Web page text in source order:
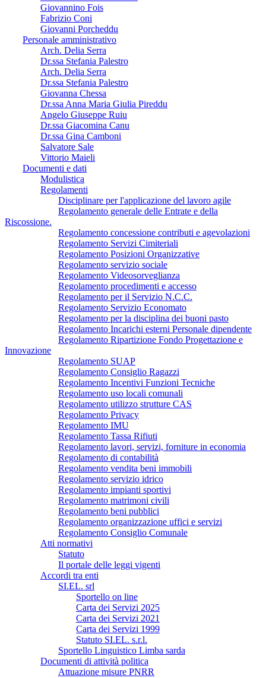
Giovannino Fois
Fabrizio Coni
Giovanni Porcheddu
Personale amministrativo
Arch. Delia Serra
Dr.ssa Stefania Palestro
Arch. Delia Serra
Dr.ssa Stefania Palestro
Giovanna Chessa
Dr.ssa Anna Maria Giulia Pireddu
Angelo Giuseppe Ruiu
Dr.ssa Giacomina Canu
Dr.ssa Gina Camboni
Salvatore Sale
Vittorio Maieli
Documenti e dati
Modulistica
Regolamenti
Disciplinare per l'applicazione del lavoro agile
Regolamento generale delle Entrate e della
Riscossione.
Regolamento concessione contributi e agevolazioni
Regolamento Servizi Cimiteriali
Regolamento Posizioni Organizzative
Regolamento servizio sociale
Regolamento Videosorveglianza
Regolamento procedimenti e accesso
Regolamento per il Servizio N.C.C.
Regolamento Servizio Economato
Regolamento per la disciplina dei buoni pasto
Regolamento Incarichi esterni Personale dipendente
Regolamento Ripartizione Fondo Progettazione e
Innovazione
Regolamento SUAP
Regolamento Consiglio Ragazzi
Regolamento Incentivi Funzioni Tecniche
Regolamento uso locali comunali
Regolamento utilizzo strutture CAS
Regolamento Privacy
Regolamento IMU
Regolamento Tassa Rifiuti
Regolamento lavori, servizi, forniture in economia
Regolamento di contabilità
Regolamento vendita beni immobili
Regolamento servizio idrico
Regolamento impianti sportivi
Regolamento matrimoni civili
Regolamento beni pubblici
Regolamento organizzazione uffici e servizi
Regolamento Consiglio Comunale
Atti normativi
Statuto
Il portale delle leggi vigenti
Accordi tra enti
SI.EL. srl
Sportello on line
Carta dei Servizi 2025
Carta dei Servizi 2021
Carta dei Servizi 1999
Statuto SI.EL. s.r.l.
Sportello Linguistico Limba sarda
Documenti di attività politica
Attuazione misure PNRR